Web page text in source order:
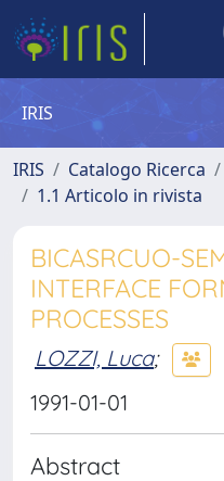
IRIS
IRIS Catalogo Ricerca
1.1 Articolo in rivista
BICASRCUO-
INTERFACE
PROCESSES
LOZZI, Luca;
1991-01-01
Abstract